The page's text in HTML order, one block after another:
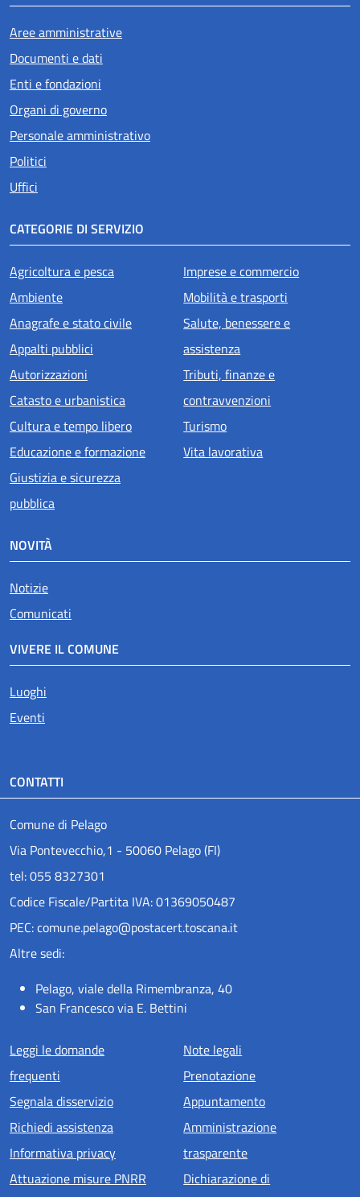
Aree amministrative
Documenti e dati
Enti e fondazioni
Organi di governo
Personale amministrativo
Politici
Uffici
CATEGORIE DI SERVIZIO
Agricoltura e pesca
Ambiente
Anagrafe e stato civile
Appalti pubblici
Autorizzazioni
Catasto e urbanistica
Cultura e tempo libero
Educazione e formazione
Giustizia e sicurezza
pubblica
Imprese e commercio
Mobilità e trasporti
Salute, benessere e
assistenza
Tributi, finanze e
contravvenzioni
Turismo
Vita lavorativa
NOVITÀ
Notizie
Comunicati
VIVERE IL COMUNE
Luoghi
Eventi
CONTATTI
Comune di Pelago
Via Pontevecchio,1 - 50060 Pelago (FI)
tel: 055 8327301
Codice Fiscale/Partita IVA: 01369050487
PEC: comune.pelago@postacert.toscana.it
Altre sedi:
Pelago, viale della Rimembranza, 40
San Francesco via E. Bettini
Menu piè di pagina
Leggi le domande
frequenti
Segnala disservizio
Richiedi assistenza
Informativa privacy
Attuazione misure PNRR
Note legali
Prenotazione
Appuntamento
Amministrazione
trasparente
Dichiarazione di